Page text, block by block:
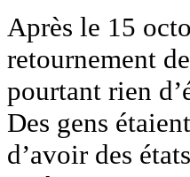
Après le 15
retournement
pourtant rien
Des gens
d’avoir des